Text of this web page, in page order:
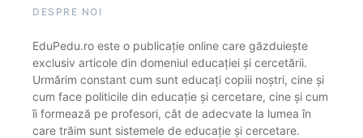
DESPRE NOI
EduPedu.ro este o publicație online care găzduiește
exclusiv articole din domeniul educației și cercetării.
Urmărim constant cum sunt educați copiii noștri, cine și
cum face politicile din educație și cercetare, cine și cum
îi formează pe profesori, cât de adecvate la lumea în
care trăim sunt sistemele de educație și cercetare.